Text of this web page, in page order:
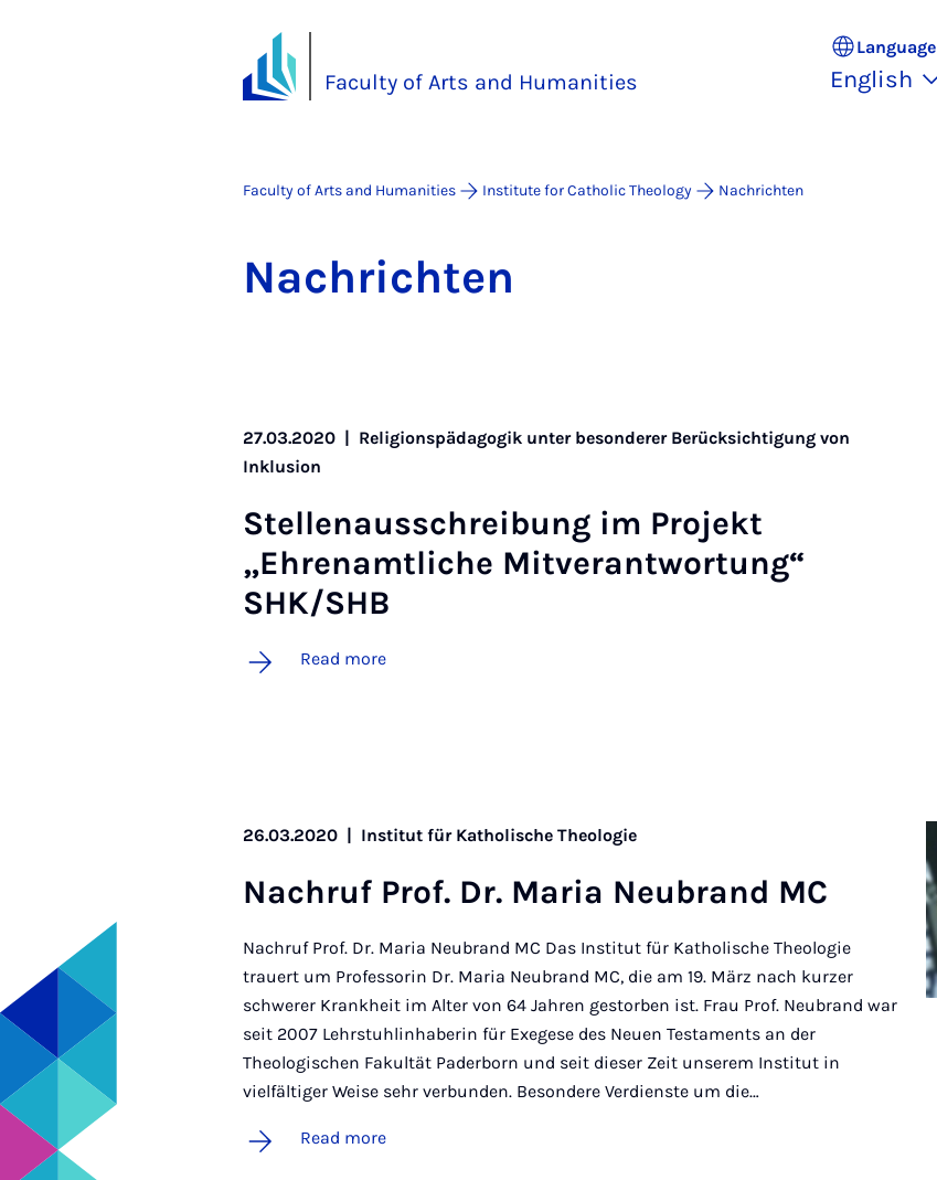
Faculty of Arts and Humanities
Language
English
Faculty of Arts and Humanities Institute for Catholic Theology Nachrichten
Na­chricht­en
27.03.2020 | Religionspädagogik unter besonderer Berücksichtigung von
Inklusion
Stel­lenaus­s­chreibung im Pro­jekt
„Ehrenamt­liche Mitver­ant­wor­tung“
SHK/SHB
Read more
26.03.2020 | Institut für Katholische Theologie
Na­chruf Prof. Dr. Maria Neub­rand MC
Nachruf Prof. Dr. Maria Neubrand MC Das Institut für Katholische Theologie
trauert um Professorin Dr. Maria Neubrand MC, die am 19. März nach kurzer
schwerer Krankheit im Alter von 64 Jahren gestorben ist. Frau Prof. Neubrand war
seit 2007 Lehrstuhlinhaberin für Exegese des Neuen Testaments an der
Theologischen Fakultät Paderborn und seit dieser Zeit unserem Institut in
vielfältiger Weise sehr verbunden. Besondere Verdienste um die…
Read more